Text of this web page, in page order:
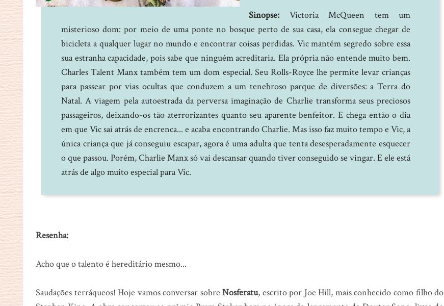
Sinopse: Victoria McQueen tem um
misterioso dom: por meio de uma ponte no bosque perto de sua casa, ela consegue chegar de
bicicleta a qualquer lugar no mundo e encontrar coisas perdidas. Vic mantém segredo sobre essa
sua estranha capacidade, pois sabe que ninguém acreditaria. Ela própria não entende muito bem.
Charles Talent Manx também tem um dom especial. Seu Rolls-Royce lhe permite levar crianças
para passear por vias ocultas que conduzem a um tenebroso parque de diversões: a Terra do
Natal. A viagem pela autoestrada da perversa imaginação de Charlie transforma seus preciosos
passageiros, deixando-os tão aterrorizantes quanto seu aparente benfeitor. E chega então o dia
em que Vic sai atrás de encrenca... e acaba encontrando Charlie. Mas isso faz muito tempo e Vic, a
única criança que já conseguiu escapar, agora é uma adulta que tenta desesperadamente esquecer
o que passou. Porém, Charlie Manx só vai descansar quando tiver conseguido se vingar. E ele está
atrás de algo muito especial para Vic.
Resenha:
Acho que o talento é hereditário mesmo...
Saudações terráqueos! Hoje vamos conversar sobreNosferatu, escrito por Joe Hill, mais conhecido como filho do